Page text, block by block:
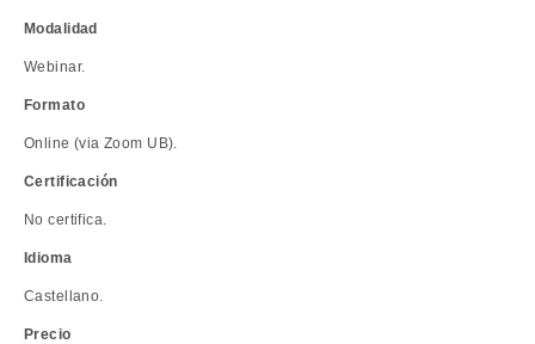
Modalidad
Webinar.
Formato
Online (via Zoom UB).
Certificación
No certifica.
Idioma
Castellano.
Precio